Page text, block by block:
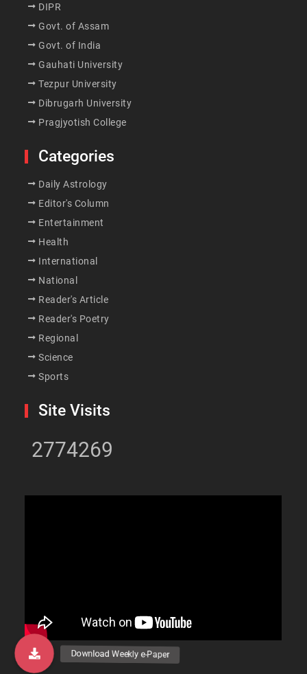
DIPR
Govt. of Assam
Govt. of India
Gauhati University
Tezpur University
Dibrugarh University
Pragjyotish College
Categories
Daily Astrology
Editor's Column
Entertainment
Health
International
National
Reader's Article
Reader's Poetry
Regional
Science
Sports
Site Visits
2774269